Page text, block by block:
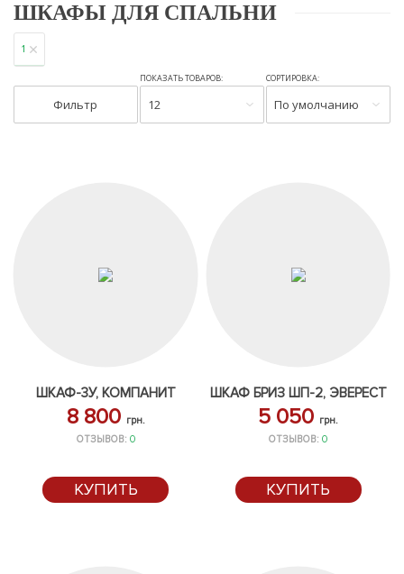
ШКАФЫ ДЛЯ СПАЛЬНИ
1
Фильтр
ПОКАЗАТЬ ТОВАРОВ:
12
СОРТИРОВКА:
По умолчанию
ШКАФ-3У, КОМПАНИТ
8 800 грн.
ОТЗЫВОВ: 0
КУПИТЬ
ШКАФ БРИЗ ШП-2, ЭВЕРЕСТ
5 050 грн.
ОТЗЫВОВ:0
КУПИТЬ